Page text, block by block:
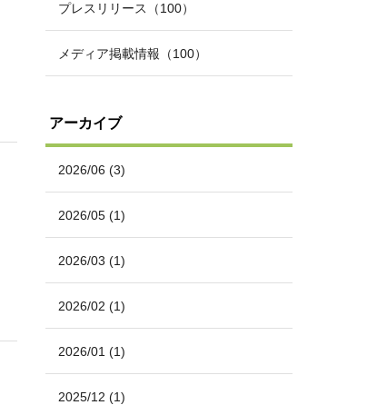
プレスリリース（100）
メディア掲載情報（100）
アーカイブ
2026/06 (3)
2026/05 (1)
2026/03 (1)
2026/02 (1)
2026/01 (1)
2025/12 (1)